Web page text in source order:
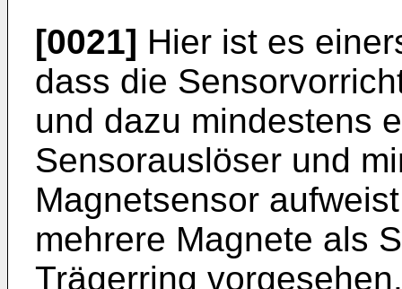
[0021] Hier ist es
dass die
und dazu mindestens
Sensorauslöser und
Magnetsensor
mehrere Magnete als
Trägerring